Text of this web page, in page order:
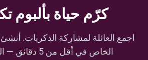
كرّم حياة بألبوم
اجمع العائلة لمشاركة الذكريات.
الخاص في أقل من 5 دقائق — البدء مجاني.